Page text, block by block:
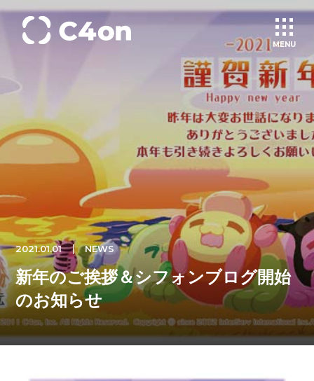
MENU
理念
会社情報
事業紹介
文化
採用情報
2021.01.01 NEWS
新年のご挨拶＆シフォンブログ開始
のお知らせ